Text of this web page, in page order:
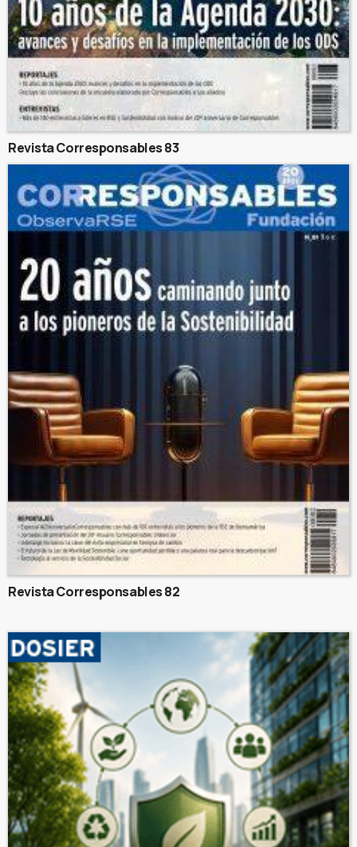
Revista Corresponsables 83
Revista Corresponsables 82